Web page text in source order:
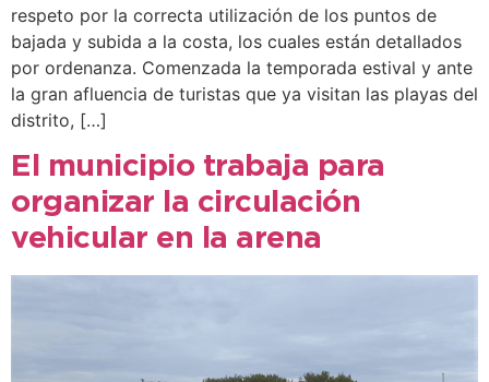
respeto por la correcta utilización de los puntos de
bajada y subida a la costa, los cuales están detallados
por ordenanza. Comenzada la temporada estival y ante
la gran afluencia de turistas que ya visitan las playas del
distrito, […]
El municipio trabaja para
organizar la circulación
vehicular en la arena